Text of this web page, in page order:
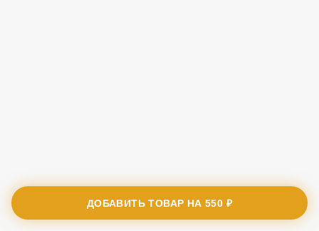
ДОБАВИТЬ ТОВАР НА550 ₽